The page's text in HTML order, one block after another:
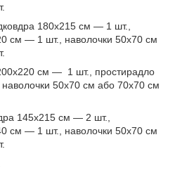
180х215 см — 1 шт.,
см — 1 шт., наволочки 50х70 см
см — 1 шт., простирадло
50х70 см або 70х70 см
145х215 см — 2 шт.,
см — 1 шт., наволочки 50х70 см